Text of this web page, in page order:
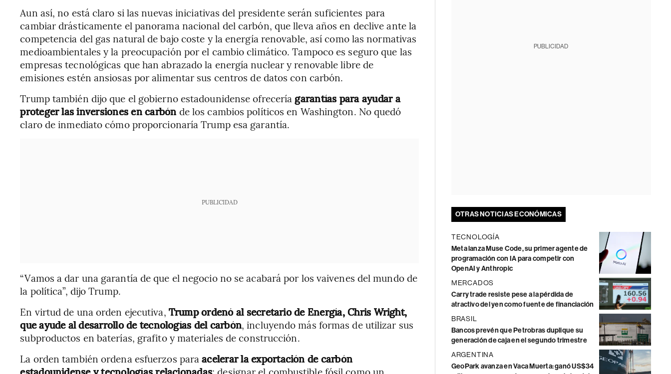
Aun así, no está claro si las nuevas iniciativas del presidente serán suficientes para
cambiar drásticamente el panorama nacional del carbón, que lleva años en declive ante la
competencia del gas natural de bajo coste y la energía renovable, así como las normativas
medioambientales y la preocupación por el cambio climático. Tampoco es seguro que las
empresas tecnológicas que han abrazado la energía nuclear y renovable libre de
emisiones estén ansiosas por alimentar sus centros de datos con carbón.
Trump también dijo que el gobierno estadounidense ofrecería garantías para ayudar a
proteger las inversiones en carbón de los cambios políticos en Washington. No quedó
claro de inmediato cómo proporcionaría Trump esa garantía.
PUBLICIDAD
“Vamos a dar una garantía de que el negocio no se acabará por los vaivenes del mundo de
la política”, dijo Trump.
En virtud de una orden ejecutiva, Trump ordenó al secretario de Energía, Chris Wright,
que ayude al desarrollo de tecnologías del carbón, incluyendo más formas de utilizar sus
subproductos en baterías, grafito y materiales de construcción.
La orden también ordena esfuerzos paraacelerar la exportación de carbón
PUBLICIDAD
OTRAS NOTICIAS ECONÓMICAS
TECNOLOGÍA
Meta lanza Muse Code, su primer agente de
programación con IA para competir con
OpenAI y Anthropic
MERCADOS
Carry trade resiste pese a la pérdida de
atractivo del yen como fuente de financiación
BRASIL
Bancos prevén que Petrobras duplique su
generación de caja en el segundo trimestre
ARGENTINA
GeoPark avanza en Vaca Muerta: ganó US$34